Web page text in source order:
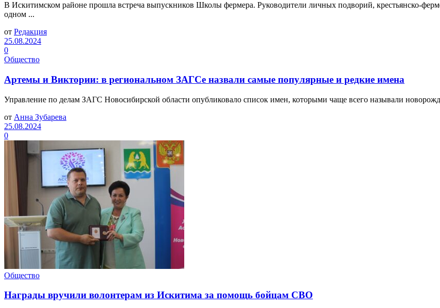
В Искитимском районе прошла встреча выпускников Школы фермера. Руководители личных подворий, крестьянско-
одном ...
от Редакция
25.08.2024
0
Общество
Артемы и Виктории: в региональном ЗАГСе назвали самые популярные и редкие имена
Управление по делам ЗАГС Новосибирской области опубликовало список имен, которыми чаще всего называли
от Анна Зубарева
25.08.2024
0
Общество
Награды вручили волонтерам из Искитима за помощь бойцам СВО